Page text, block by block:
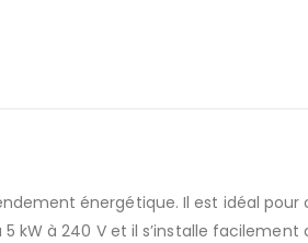
énergétique. Il est idéal
kW à 240 V et il s’installe